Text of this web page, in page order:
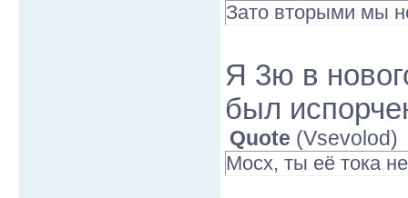
Зато вторыми мы
Я 3ю в
был
Quote (Vsevolod)
Мосх, ты её тока